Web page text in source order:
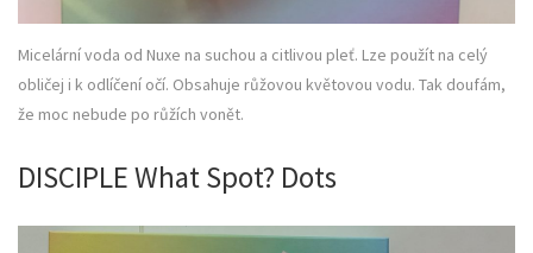
Micelární voda od Nuxe na suchou a citlivou pleť. Lze použít na celý
obličej i k odlíčení očí. Obsahuje růžovou květovou vodu. Tak doufám,
že moc nebude po růžích vonět.
DISCIPLE What Spot? Dots